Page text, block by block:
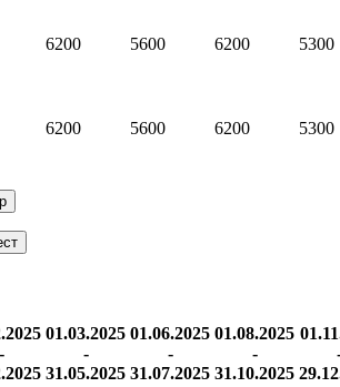
6200 5600 6200 5300
6200 5600 6200 5300
-
01.03.2025
-
31.05.2025
01.06.2025
-
31.07.2025
01.08.2025
-
31.10.2025